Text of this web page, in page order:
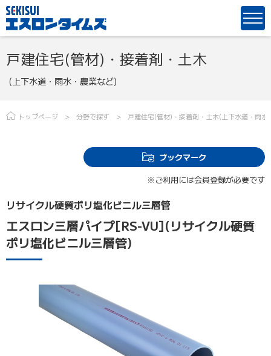
戸建住宅(管材)・接着剤・土木
(上下水道・雨水・農業など)
トップページ 分野で探す 戸建住宅(管材)・接着剤 ・ 土木(上下水道・雨水
ブックマーク
※ご利用には会員登録が必要です
リサイクル硬質ポリ塩化ビニル三層管
エスロン三層パイプ[RS-VU](リサイクル硬質
ポリ塩化ビニル三層管)